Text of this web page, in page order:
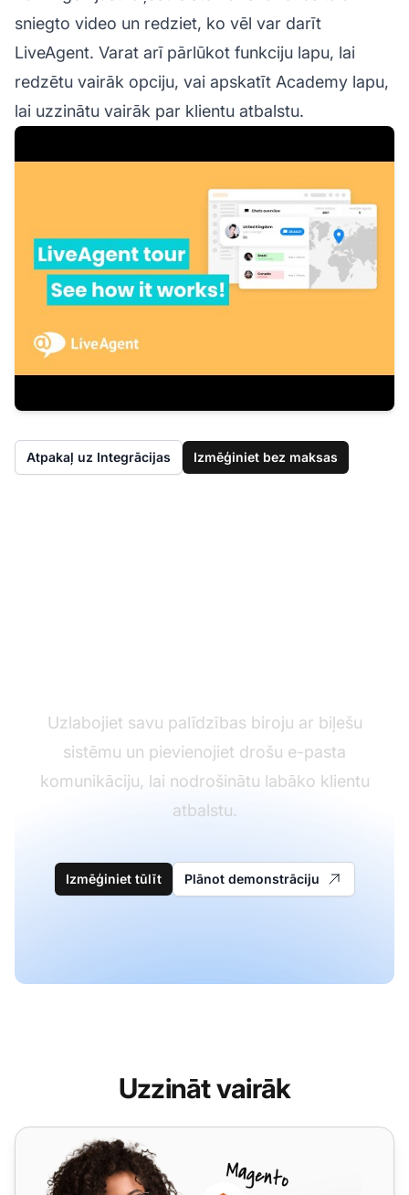
sniegto video un redziet, ko vēl var darīt
LiveAgent. Varat arī pārlūkot funkciju lapu, lai
redzētu vairāk opciju, vai apskatīt Academy lapu,
lai uzzinātu vairāk par klientu atbalstu.
Atpakaļ uz Integrācijas Izmēģiniet bez maksas
Uzlabojiet savu palīdzības biroju ar biļešu
sistēmu un pievienojiet drošu e-pasta
komunikāciju, lai nodrošinātu labāko klientu
atbalstu.
Izmēģiniet tūlīt Plānot demonstrāciju
Uzzināt vairāk
Microsoft Exchange Server